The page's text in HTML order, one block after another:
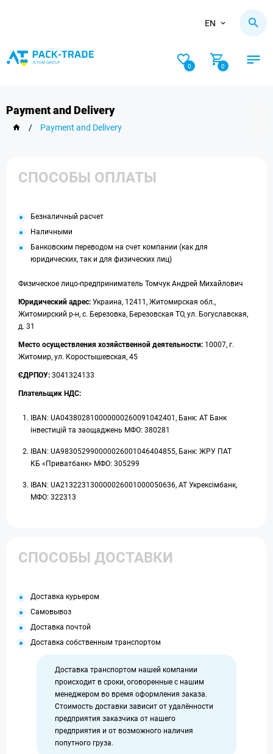
EN
0 0
Payment and Delivery
/ Payment and Delivery
СПОСОБЫ ОПЛАТЫ
Безналичный расчет
Наличными
Банковским переводом на счет компании (как для
юридических, так и для физических лиц)
Физическое лицо-предприниматель Томчук Андрей Михайлович
Юридический адрес: Украина, 12411, Житомирская обл.,
Житомирский р-н, с. Березовка, Березовская ТО, ул. Богуславская,
д. 31
Место осуществления хозяйственной деятельности: 10007, г.
Житомир, ул. Коростышевская, 45
ЄДРПОУ: 3041324133
Плательщик НДС:
IBAN: UA043802810000000260091042401, Банк: АТ Банк
інвестицій та заощаджень МФО: 380281
IBAN: UA983052990000026001046404855, Банк: ЖРУ ПАТ
КБ «Приватбанк» МФО: 305299
IBAN: UA213223130000026001000050636, АТ Укрексімбанк,
МФО: 322313
СПОСОБЫ ДОСТАВКИ
Доставка курьером
Самовывоз
Доставка почтой
Доставка собственным транспортом
Доставка транспортом нашей компании
происходит в сроки, оговоренные с нашим
менеджером во время оформления заказа.
Стоимость доставки зависит от удалённости
предприятия заказчика от нашего
предприятия и от возможного наличия
попутного груза.